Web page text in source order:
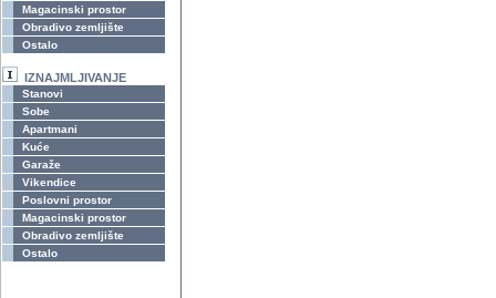
Magacinski prostor
Obradivo zemljište
Ostalo
IZNAJMLJIVANJE
Stanovi
Sobe
Apartmani
Kuće
Garaže
Vikendice
Poslovni prostor
Magacinski prostor
Obradivo zemljište
Ostalo